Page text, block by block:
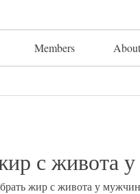
Members About
с живота
жир с живота у